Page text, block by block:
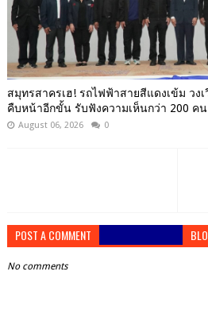
สมุทรสาครเฮ! รถไฟฟ้าสายสีแดงเข้ม วง
คืบหน้าอีกขั้น รับฟังความเห็นกว่า 200 ค
August 06, 2026 0
POST A COMMENT
No comments